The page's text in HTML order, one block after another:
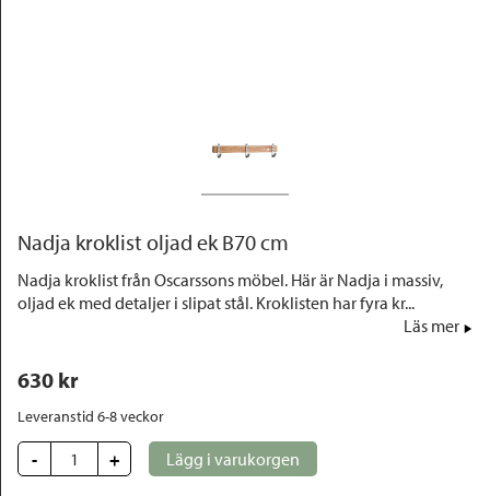
Nadja kroklist oljad ek B70 cm
Nadja kroklist från Oscarssons möbel. Här är Nadja i massiv,
oljad ek med detaljer i slipat stål. Kroklisten har fyra kr...
Läs mer
630 kr
Leveranstid 6-8 veckor
- + Lägg i varukorgen